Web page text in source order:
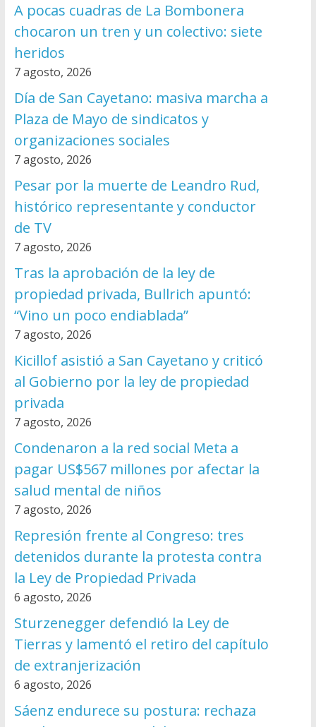
A pocas cuadras de La Bombonera
chocaron un tren y un colectivo: siete
heridos
7 agosto, 2026
Día de San Cayetano: masiva marcha a
Plaza de Mayo de sindicatos y
organizaciones sociales
7 agosto, 2026
Pesar por la muerte de Leandro Rud,
histórico representante y conductor
de TV
7 agosto, 2026
Tras la aprobación de la ley de
propiedad privada, Bullrich apuntó:
“Vino un poco endiablada”
7 agosto, 2026
Kicillof asistió a San Cayetano y criticó
al Gobierno por la ley de propiedad
privada
7 agosto, 2026
Condenaron a la red social Meta a
pagar US$567 millones por afectar la
salud mental de niños
7 agosto, 2026
Represión frente al Congreso: tres
detenidos durante la protesta contra
la Ley de Propiedad Privada
6 agosto, 2026
Sturzenegger defendió la Ley de
Tierras y lamentó el retiro del capítulo
de extranjerización
6 agosto, 2026
Sáenz endurece su postura: rechaza